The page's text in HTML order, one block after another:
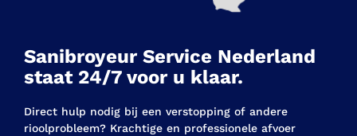
Sanibroyeur Service Nederland
staat 24/7 voor u klaar.
Direct hulp nodig bij een verstopping of andere
rioolprobleem? Krachtige en professionele afvoer